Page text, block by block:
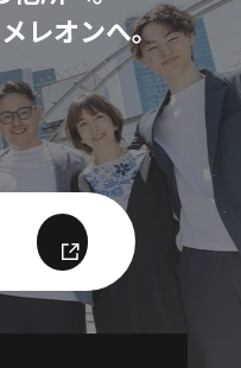
レオンへ。